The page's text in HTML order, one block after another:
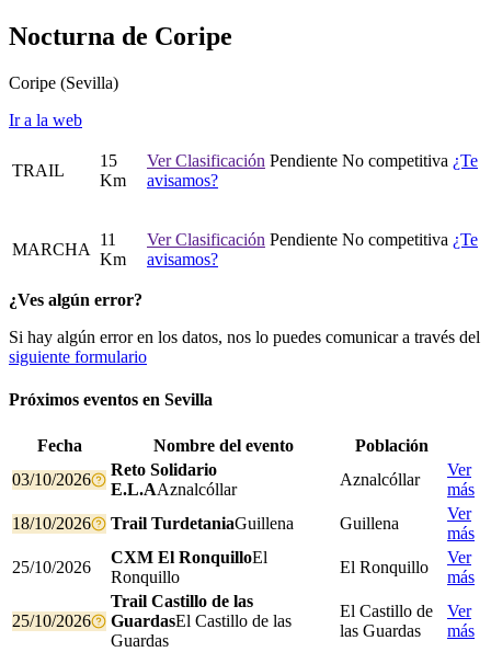
Nocturna de Coripe
Coripe (Sevilla)
Ir a la web
TRAIL
15
Km
Ver Clasificación Pendiente No competitiva ¿Te
avisamos?
MARCHA
11
Km
Ver Clasificación Pendiente No competitiva ¿Te
avisamos?
¿Ves algún error?
Si hay algún error en los datos, nos lo puedes comunicar a través del
siguiente formulario
Próximos eventos en Sevilla
Fecha Nombre del evento
Población
03/10/2026
Reto Solidario
E.L.AAznalcóllar
Aznalcóllar
Ver
más
18/10/2026
Trail TurdetaniaGuillena Guillena
Ver
más
25/10/2026
CXM El RonquilloEl
Ronquillo
El Ronquillo
Ver
más
25/10/2026
Trail Castillo de las
GuardasEl Castillo de las
Guardas
El Castillo de
las Guardas
Ver
más